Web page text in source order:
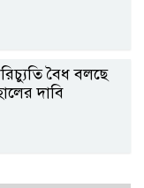
বৈধ বলছে
দাবি